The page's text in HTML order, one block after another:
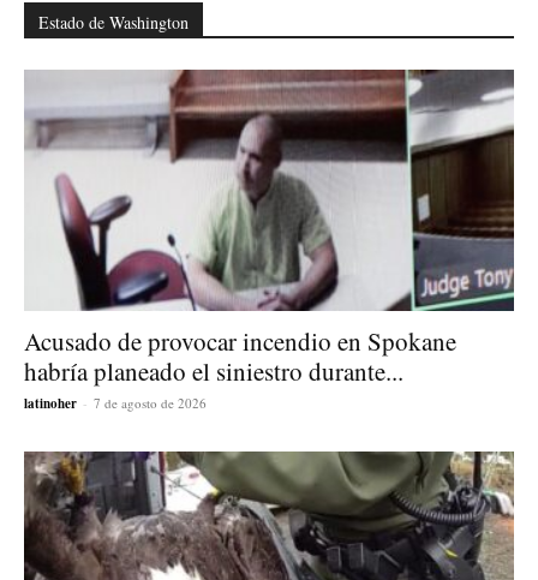
Estado de Washington
Acusado de provocar incendio en Spokane
habría planeado el siniestro durante...
latinoher - 7 de agosto de 2026